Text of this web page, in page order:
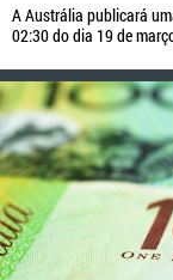
A Austrália publicará
02:30 do dia 19 de